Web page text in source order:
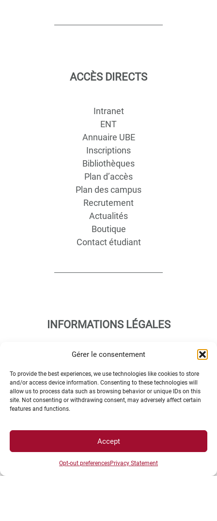
Gérer le consentement
To provide the best experiences, we use technologies like cookies to store
and/or access device information. Consenting to these technologies will
allow us to process data such as browsing behavior or unique IDs on this
site. Not consenting or withdrawing consent, may adversely affect certain
features and functions.
Accept
Opt-out preferencesPrivacy Statement
ACCÈS DIRECTS
Intranet
ENT
Annuaire UBE
Inscriptions
Bibliothèques
Plan d’accès
Plan des campus
Recrutement
Actualités
Boutique
Contact étudiant
INFORMATIONS LÉGALES
Plan d’accès des campus
Mentions légales
Données personnelles et gestion des cookies
Gérer mes cookies
Avertissement
Création agence MagicWeb